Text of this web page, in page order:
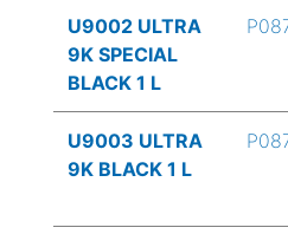
U9002 ULTRA
9K SPECIAL
BLACK 1 L
U9003 ULTRA
9K BLACK 1 L